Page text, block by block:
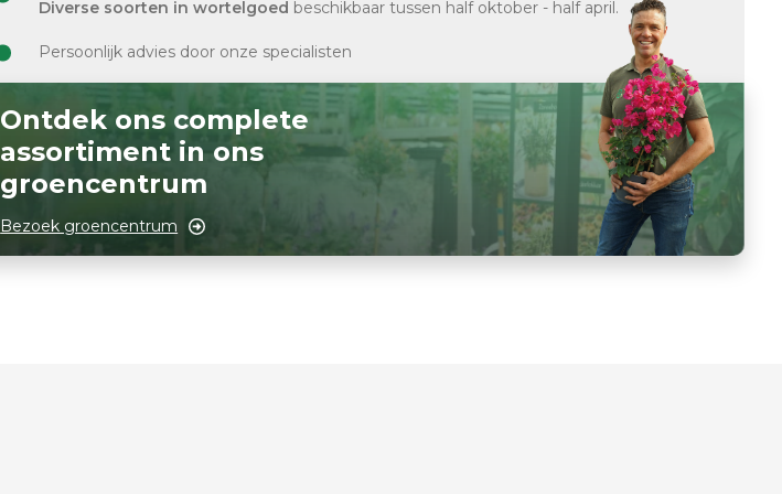
Diverse soorten in wortelgoed beschikbaar tussen half oktober - half april.
Persoonlijk advies door onze specialisten
Ontdek ons complete
assortiment in ons
groencentrum
Bezoek groencentrum